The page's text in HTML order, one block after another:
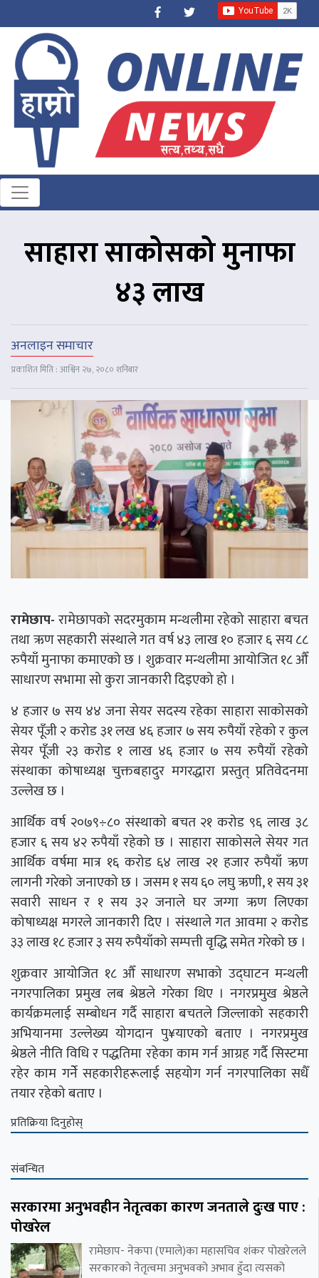
साहारा साकोसको मुनाफा
४३ लाख
अनलाइन समाचार
प्रकाशित मिति : आश्विन २७, २०८० शनिबार
रामेछाप-रामेछापको सदरमुकाम मन्थलीमा रहेको साहारा बचत
तथा ऋण सहकारी संस्थाले गत वर्ष ४३ लाख १० हजार ६ सय ८८
रुपैयाँ मुनाफा कमाएको छ । शुक्रवार मन्थलीमा आयोजित १८ औँ
साधारण सभामा सो कुरा जानकारी दिइएको हो ।
४ हजार ७ सय ४४ जना सेयर सदस्य रहेका साहारा साकोसको
सेयर पूँजी २ करोड ३१ लख ४६ हजार ७ सय रुपैयाँ रहेको र कुल
सेयर पूँजी २३ करोड १ लाख ४६ हजार ७ सय रुपैयाँ रहेको
संस्थाका कोषाध्यक्ष चुक्तबहादुर मगरद्धारा प्रस्तुत् प्रतिवेदनमा
उल्लेख छ ।
आर्थिक वर्ष २०७९÷८० संस्थाको बचत २१ करोड ९६ लाख ३८
हजार ६ सय ४२ रुपैयाँ रहेको छ । साहारा साकोसले सेयर गत
आर्थिक वर्षमा मात्र १६ करोड ६४ लाख २१ हजार रुपैयाँ ऋण
लागनी गरेको जनाएको छ । जसम १ सय ६० लघु ऋणी, १ सय ३१
सवारी साधन र १ सय ३२ जनाले घर जग्गा ऋण लिएका
कोषाध्यक्ष मगरले जानकारी दिए । संस्थाले गत आवमा २ करोड
३३ लाख १८ हजार ३ सय रुपैयाँको सम्पत्ती वृद्धि समेत गरेको छ ।
शुक्रवार आयोजित १८ औँ साधारण सभाको उद्घाटन मन्थली
नगरपालिका प्रमुख लब श्रेष्ठले गरेका थिए । नगरप्रमुख श्रेष्ठले
कार्यक्रमलाई सम्बोधन गर्दै साहारा बचतले जिल्लाको सहकारी
अभियानमा उल्लेख्य योगदान पु¥याएको बताए । नगरप्रमुख
श्रेष्ठले नीति विधि र पद्धतिमा रहेका काम गर्न आग्रह गर्दै सिस्टमा
रहेर काम गर्नेे सहकारीहरूलाई सहयोग गर्न नगरपालिका सधैँ
तयार रहेको बताए ।
प्रतिक्रिया दिनुहोस्
संबन्धित
सरकारमा अनुभवहीन नेतृत्वका कारण जनताले दुःख पाए :
पोखरेल
रामेछाप- नेकपा (एमाले)का महासचिव शंकर पोखरेलले
सरकारको नेतृत्वमा अनुभवको अभाव हुँदा त्यसको